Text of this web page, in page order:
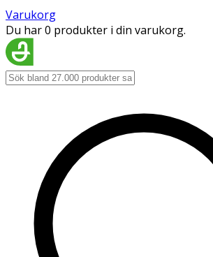
Varukorg
Du har 0 produkter i din varukorg.